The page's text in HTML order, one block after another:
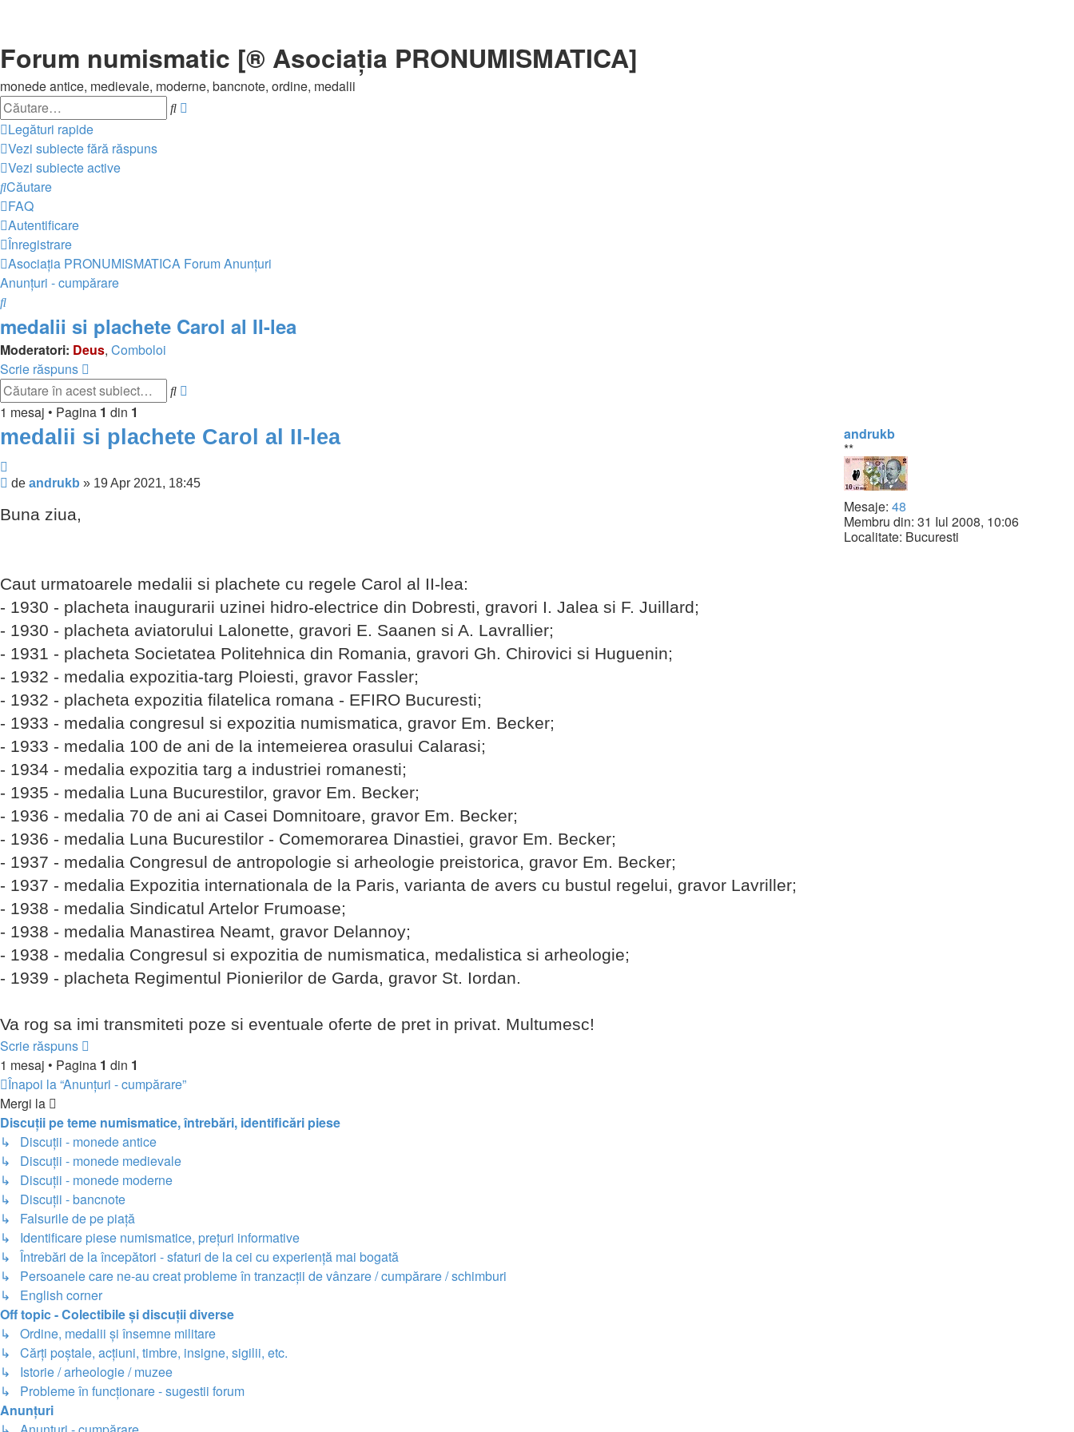
Forum numismatic [® Asociația PRONUMISMATICA]
monede antice, medievale, moderne, bancnote, ordine, medalii
Căutare
Legături rapide
Vezi subiecte fără răspuns
Vezi subiecte active
Căutare
FAQ
Autentificare
Înregistrare
Asociația PRONUMISMATICA ForumAnunțuri
Anunțuri - cumpărare
Căutare
medalii si plachete Carol al II-lea
Moderatori: Deus, Comboloi
Scrie răspuns
Căutare
1 mesaj • Pagina 1 din 1
andrukb
**
Mesaje: 48
Membru din: 31 Iul 2008, 10:06
Localitate: Bucuresti
medalii si plachete Carol al II-lea
Mesaj
de andrukb » 19 Apr 2021, 18:45
Buna ziua,
Caut urmatoarele medalii si plachete cu regele Carol al II-lea:
- 1930 - placheta inaugurarii uzinei hidro-electrice din Dobresti, gravori I. Jalea si F. Juillard;
- 1930 - placheta aviatorului Lalonette, gravori E. Saanen si A. Lavrallier;
- 1931 - placheta Societatea Politehnica din Romania, gravori Gh. Chirovici si Huguenin;
- 1932 - medalia expozitia-targ Ploiesti, gravor Fassler;
- 1932 - placheta expozitia filatelica romana - EFIRO Bucuresti;
- 1933 - medalia congresul si expozitia numismatica, gravor Em. Becker;
- 1933 - medalia 100 de ani de la intemeierea orasului Calarasi;
- 1934 - medalia expozitia targ a industriei romanesti;
- 1935 - medalia Luna Bucurestilor, gravor Em. Becker;
- 1936 - medalia 70 de ani ai Casei Domnitoare, gravor Em. Becker;
- 1936 - medalia Luna Bucurestilor - Comemorarea Dinastiei, gravor Em. Becker;
- 1937 - medalia Congresul de antropologie si arheologie preistorica, gravor Em. Becker;
- 1937 - medalia Expozitia internationala de la Paris, varianta de avers cu bustul regelui, gravor Lavriller;
- 1938 - medalia Sindicatul Artelor Frumoase;
- 1938 - medalia Manastirea Neamt, gravor Delannoy;
- 1938 - medalia Congresul si expozitia de numismatica, medalistica si arheologie;
- 1939 - placheta Regimentul Pionierilor de Garda, gravor St. Iordan.
Va rog sa imi transmiteti poze si eventuale oferte de pret in privat. Multumesc!
Scrie răspuns
1 mesaj • Pagina 1 din 1
Înapoi la “Anunțuri - cumpărare”
Mergi la
Discuții pe teme numismatice, întrebări, identificări piese
↳ Discuții - monede antice
↳ Discuții - monede medievale
↳ Discuții - monede moderne
↳ Discuții - bancnote
↳ Falsurile de pe piață
↳ Identificare piese numismatice, prețuri informative
↳ Întrebări de la începători - sfaturi de la cei cu experiență mai bogată
↳ Persoanele care ne-au creat probleme în tranzacții de vânzare / cumpărare / schimburi
↳ English corner
Off topic - Colectibile și discuții diverse
↳ Ordine, medalii și însemne militare
↳ Cărți poștale, acțiuni, timbre, insigne, sigilii, etc.
↳ Istorie / arheologie / muzee
↳ Probleme în funcționare - sugestii forum
Anunțuri